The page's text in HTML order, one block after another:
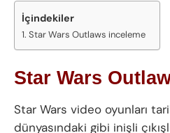
İçindekiler
Star Wars Outlaws inceleme
Star Wars
Star Wars video oyunları
dünyasındaki gibi inişli